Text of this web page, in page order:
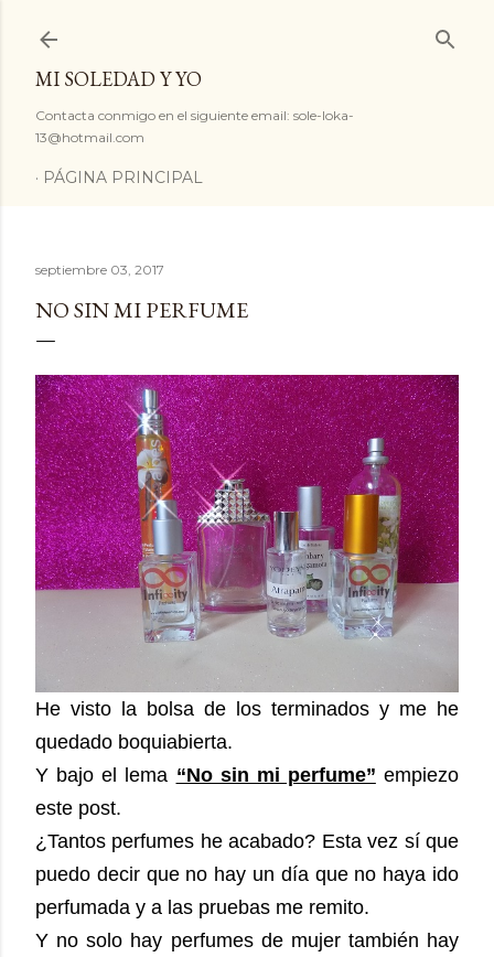
MI SOLEDAD Y YO
Contacta conmigo en el siguiente email: sole-loka-
13@hotmail.com
PÁGINA PRINCIPAL
septiembre 03, 2017
NO SIN MI PERFUME
He visto la bolsa de los terminados y me he
quedado boquiabierta.
Y bajo el lema “No sin mi perfume” empiezo
este post.
¿Tantos perfumes he acabado? Esta vez sí que
puedo decir que no hay un día que no haya ido
perfumada y a las pruebas me remito.
Y no solo hay perfumes de mujer también hay